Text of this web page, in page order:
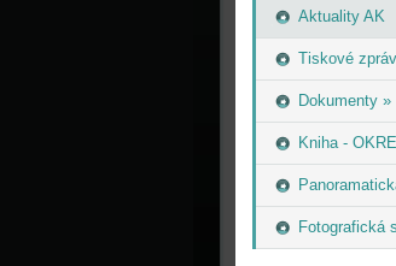
Aktuality AK
Tiskové
Dokumenty »
Kniha -
Fotografická